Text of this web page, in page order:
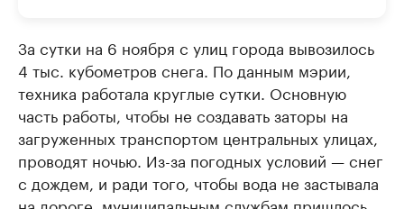
За сутки на 6 ноября с улиц города вывозилось
4 тыс. кубометров снега. По данным мэрии,
техника работала круглые сутки. Основную
часть работы, чтобы не создавать заторы на
загруженных транспортом центральных улицах,
проводят ночью. Из-за погодных условий — снег
с дождем, и ради того, чтобы вода не застывала